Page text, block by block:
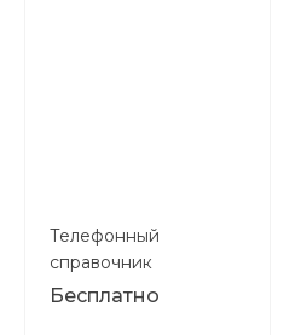
Телефонный
справочник
Бесплатно